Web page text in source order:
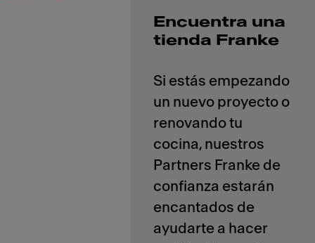
Encuentra una
tienda Franke
Si estás empezando
un nuevo proyecto o
renovando tu
cocina, nuestros
Partners Franke de
confianza estarán
encantados de
ayudarte a hacer